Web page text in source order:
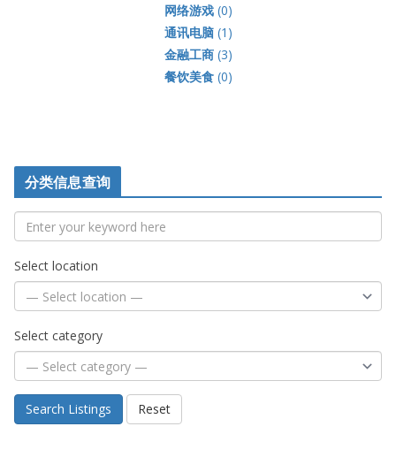
网络游戏(0)
通讯电脑(1)
金融工商(3)
餐饮美食(0)
分类信息查询
Select location
Select category
Search Listings Reset